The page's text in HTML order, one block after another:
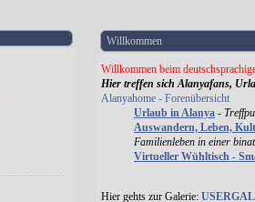
Willkommen
Willkommen beim
Hier treffen sich Alanyafans,
Alanyahome - Forenübersicht
Urlaub in Alanya -
Auswandern, Leben,
Familienleben in einer
Virtueller Wühltisch -
Hier gehts zur Galerie: